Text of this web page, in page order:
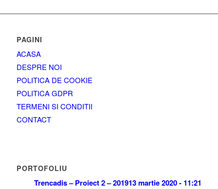
PAGINI
ACASA
DESPRE NOI
POLITICA DE COOKIE
POLITICA GDPR
TERMENI SI CONDITII
CONTACT
PORTOFOLIU
Trencadis – Proiect 2 – 201913 martie 2020 - 11:21